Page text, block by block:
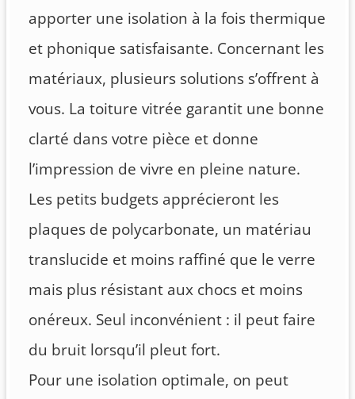
apporter une isolation à la fois thermique
et phonique satisfaisante. Concernant les
matériaux, plusieurs solutions s’offrent à
vous. La toiture vitrée garantit une bonne
clarté dans votre pièce et donne
l’impression de vivre en pleine nature.
Les petits budgets apprécieront les
plaques de polycarbonate, un matériau
translucide et moins raffiné que le verre
mais plus résistant aux chocs et moins
onéreux. Seul inconvénient : il peut faire
du bruit lorsqu’il pleut fort.
Pour une isolation optimale, on peut